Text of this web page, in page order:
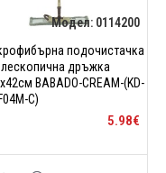
Модел: 0114200
подочистачка
дръжка
BABADO-CREAM-(KD-
C)
5.98€